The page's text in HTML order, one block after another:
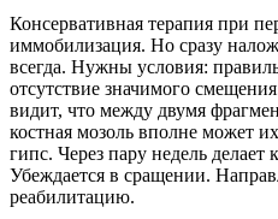
Консервативная терапия при
иммобилизация. Но сразу
всегда. Нужны условия:
отсутствие значимого
видит, что между двумя
костная мозоль вполне может
гипс. Через пару недель
Убеждается в сращении.
реабилитацию.